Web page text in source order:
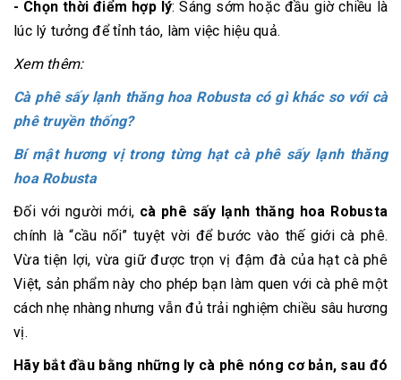
- Chọn thời điểm hợp lý: Sáng sớm hoặc đầu giờ chiều là
lúc lý tưởng để tỉnh táo, làm việc hiệu quả.
Xem thêm:
Cà phê sấy lạnh thăng hoa Robusta có gì khác so với cà
phê truyền thống?
Bí mật hương vị trong từng hạt cà phê sấy lạnh thăng
hoa Robusta
Đối với người mới, cà phê sấy lạnh thăng hoa Robusta
chính là “cầu nối” tuyệt vời để bước vào thế giới cà phê.
Vừa tiện lợi, vừa giữ được trọn vị đậm đà của hạt cà phê
Việt, sản phẩm này cho phép bạn làm quen với cà phê một
cách nhẹ nhàng nhưng vẫn đủ trải nghiệm chiều sâu hương
vị.
Hãy bắt đầu bằng những ly cà phê nóng cơ bản, sau đó